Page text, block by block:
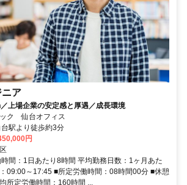
ア
上場企業の安定感と厚遇／成長環境
ク 仙台オフィス
駅より徒歩約3分
円
間：1日あたり8時間 平均勤務日数：1ヶ月あた
09:00～17:45 ■所定労働時間：08時間00分 ■休憩
所定労働時間：160時間 ...